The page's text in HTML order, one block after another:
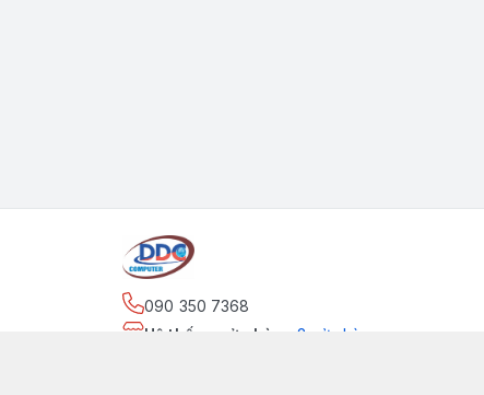
090 350 7368
Hệ thống cửa hàng
:2
cửa hàng